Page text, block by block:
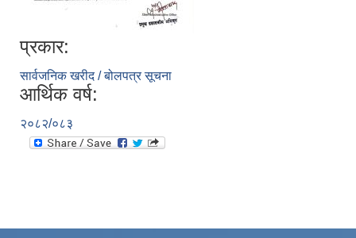
प्रकार:
सार्वजनिक खरीद / बोलपत्र सूचना
आर्थिक वर्ष:
२०८२/०८३